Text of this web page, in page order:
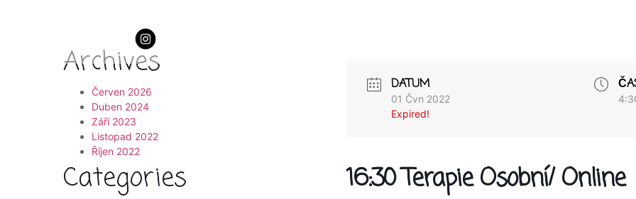
Archives
Červen 2026
Duben 2024
Září 2023
Listopad 2022
Říjen 2022
Categories
DATUM
01 Čvn 2022
Expired!
16:30 Terapie Osobní/ Online